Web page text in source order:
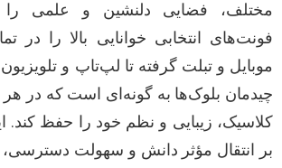
مختلف، فضایی دلنشین و علمی را
فونت‌های انتخابی خوانایی بالا را در
موبایل و تبلت گرفته تا لپ‌تاپ و
چیدمان بلوک‌ها به گونه‌ای است که در هر
کلاسیک، زیبایی و نظم خود را حفظ کند.
بر انتقال مؤثر دانش و سهولت دسترسی،